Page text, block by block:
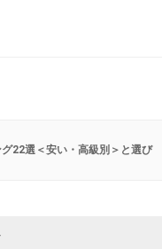
22選＜安い・高級別＞と選び